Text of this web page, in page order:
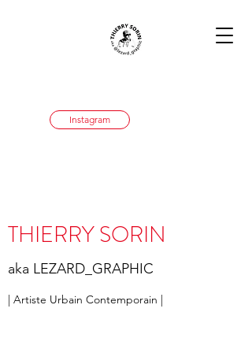
Instagram
THIERRY SORIN
aka LEZARD_GRAPHIC
| Artiste Urbain Contemporain |